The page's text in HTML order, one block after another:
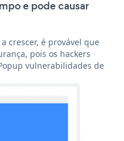
e pode causar
crescer, é provável que
pois os hackers
vulnerabilidades de